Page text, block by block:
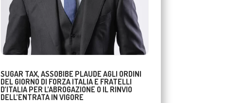
SUGAR TAX, ASSOBIBE PLAUDE AGLI ORDINI
DEL GIORNO DI FORZA ITALIA E FRATELLI
D’ITALIA PER L’ABROGAZIONE O IL RINVIO
DELL’ENTRATA IN VIGORE